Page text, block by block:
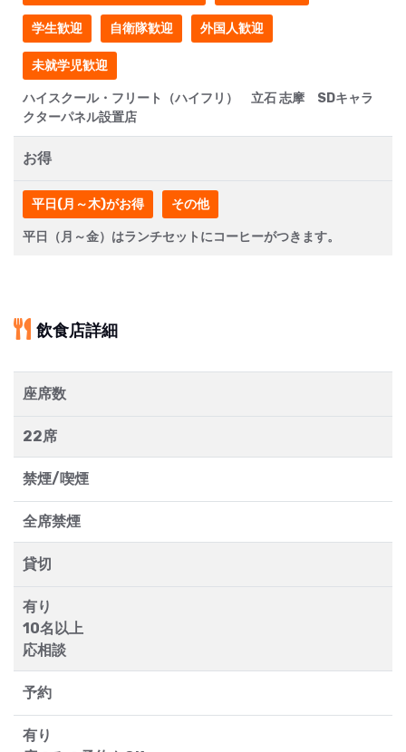
学生歓迎 自衛隊歓迎 外国人歓迎
未就学児歓迎
ハイスクール・フリート（ハイフリ） 立石 志摩 SDキャラ
クターパネル設置店
お得
平日(月～木)がお得 その他
平日（月～金）はランチセットにコーヒーがつきます。
飲食店詳細
座席数
22席
禁煙/喫煙
全席禁煙
貸切
有り
10名以上
応相談
予約
有り